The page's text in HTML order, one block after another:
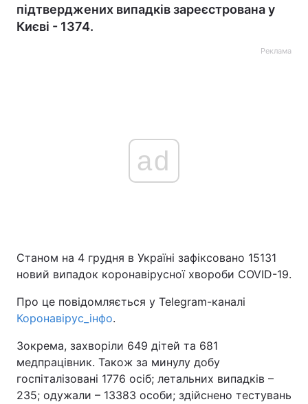
Головна Війна
Політика
Економіка
Спорт
Техно і зв'язок Лайт
підтверджених випадків зареєстрована у
Києві - 1374.
Реклама
ad
Станом на 4 грудня в Україні зафіксовано 15131
новий випадок коронавірусної хвороби COVID-19.
Про це повідомляється у Telegram-каналі
Коронавірус_інфо.
Зокрема, захворіли 649 дітей та 681
медпрацівник. Також за минулу добу
госпіталізовані 1776 осіб; летальних випадків –
235; одужали – 13383 особи; здійснено тестувань